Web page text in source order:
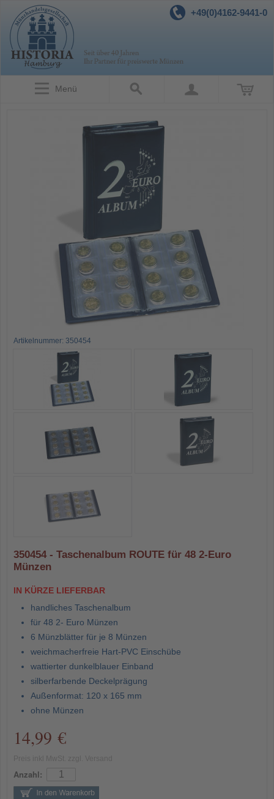
+49(0)4162-9441-0
Menü
Artikelnummer: 350454
350454 - Taschenalbum ROUTE für 48 2-Euro
Münzen
IN KÜRZE LIEFERBAR
handliches Taschenalbum
für 48 2- Euro Münzen
6 Münzblätter für je 8 Münzen
weichmacherfreie Hart-PVC Einschübe
wattierter dunkelblauer Einband
silberfarbende Deckelprägung
Außenformat: 120 x 165 mm
ohne Münzen
14,99 €
Anzahl: